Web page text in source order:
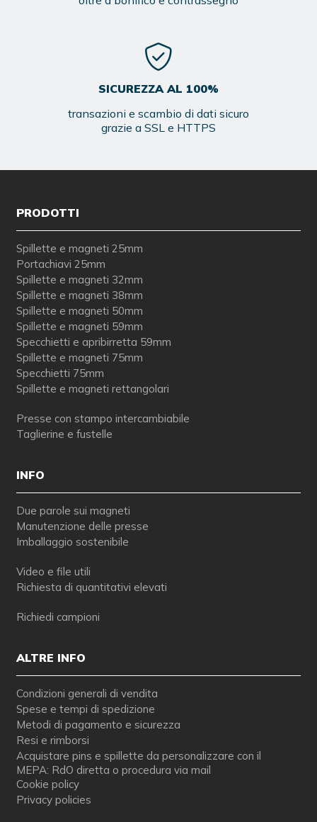
SICUREZZA AL 100%
transazioni e scambio di dati sicuro
grazie a SSL e HTTPS
PRODOTTI
Spillette e magneti 25mm
Portachiavi 25mm
Spillette e magneti 32mm
Spillette e magneti 38mm
Spillette e magneti 50mm
Spillette e magneti 59mm
Specchietti e apribirretta 59mm
Spillette e magneti 75mm
Specchietti 75mm
Spillette e magneti rettangolari
Presse con stampo intercambiabile
Taglierine e fustelle
INFO
Due parole sui magneti
Manutenzione delle presse
Imballaggio sostenibile
Video e file utili
Richiesta di quantitativi elevati
Richiedi campioni
ALTRE INFO
Condizioni generali di vendita
Spese e tempi di spedizione
Metodi di pagamento e sicurezza
Resi e rimborsi
Acquistare pins e spillette da personalizzare con il
MEPA: RdO diretta o procedura via mail
Cookie policy
Privacy policies